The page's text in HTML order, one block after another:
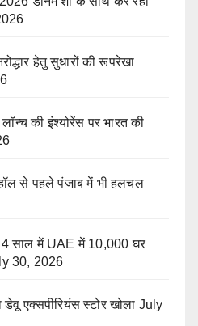
हेतु सुधारों की रूपरेखा
की इंश्योरेंस पर भारत की
से पहले पंजाब में भी हलचल
साल में UAE में 10,000 घर
30, 2026
एक्सपीरियंस स्टोर खोला July